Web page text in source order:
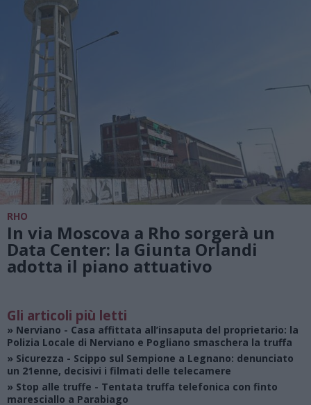
RHO
In via Moscova a Rho sorgerà un
Data Center: la Giunta Orlandi
adotta il piano attuativo
Gli articoli più letti
» Nerviano - Casa affittata all’insaputa del proprietario: la
Polizia Locale di Nerviano e Pogliano smaschera la truffa
» Sicurezza - Scippo sul Sempione a Legnano: denunciato
un 21enne, decisivi i filmati delle telecamere
» Stop alle truffe - Tentata truffa telefonica con finto
maresciallo a Parabiago